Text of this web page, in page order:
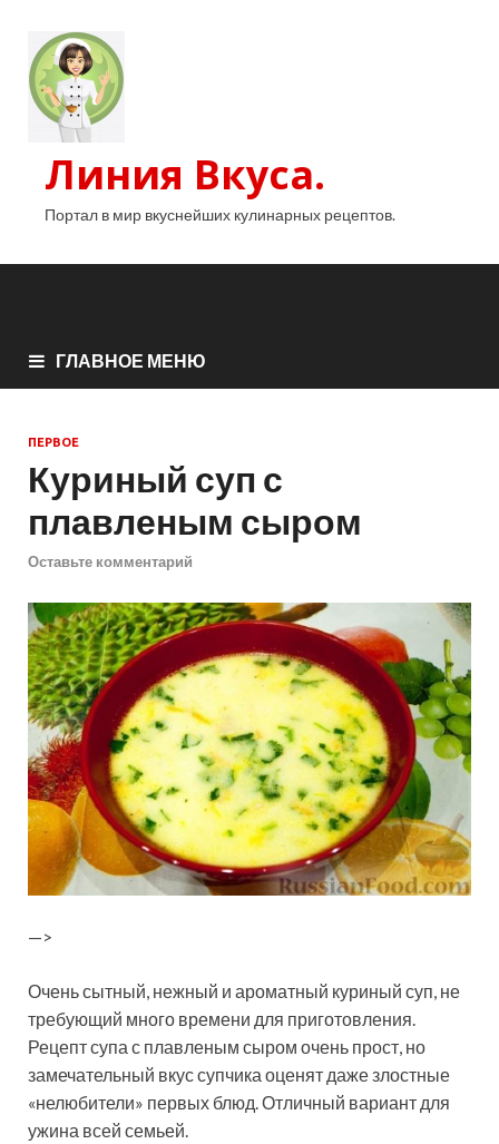
Линия Вкуса.
Портал в мир вкуснейших кулинарных рецептов.
ГЛАВНОЕ МЕНЮ
ПЕРВОЕ
Куриный суп с
плавленым сыром
Оставьте комментарий
—>
Очень сытный, нежный и ароматный куриный суп, не
требующий много времени для приготовления.
Рецепт супа с плавленым сыром очень прост, но
замечательный вкус супчика оценят даже злостные
«нелюбители» первых блюд. Отличный вариант для
ужина всей семьей.